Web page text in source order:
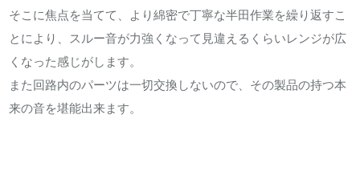
そこに焦点を当てて、より綿密で丁寧な半田作業を繰り返すこ
とにより、スルー音が力強くなって見違えるくらいレンジが広
くなった感じがします。
また回路内のパーツは一切交換しないので、その製品の持つ本
来の音を堪能出来ます。